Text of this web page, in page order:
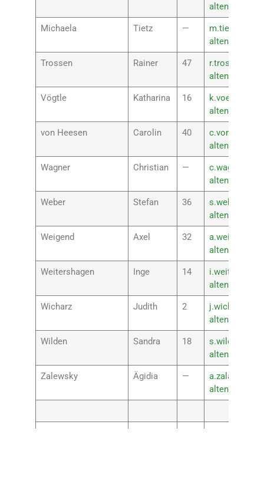
Michaela Tietz —
Trossen Rainer 47
Vögtle Katharina 16
von Heesen Carolin 40
Wagner Christian —
Weber Stefan 36
Weigend Axel 32
Weitershagen Inge 14
Wicharz Judith 2
Wilden Sandra 18
Zalewsky Ägidia —